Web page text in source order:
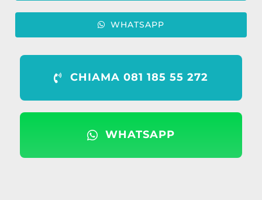
WHATSAPP
CHIAMA 081 185 55 272
WHATSAPP